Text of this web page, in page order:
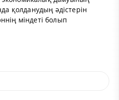
қолданудың әдістерін
міндеті болып